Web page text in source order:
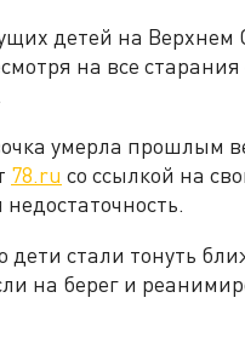
детей на Верхнем
на все
умерла прошлым
78.ru со ссылкой на
стали тонуть
на берег и